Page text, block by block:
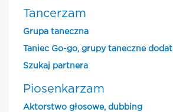
Tancerzam
Grupa taneczna
Taniec Go-go, grupy taneczne
Szukaj partnera
Piosenkarzam
Aktorstwo głosowe, dubbing